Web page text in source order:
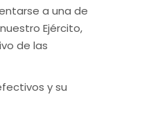
a una de
Ejército,
de las
y su